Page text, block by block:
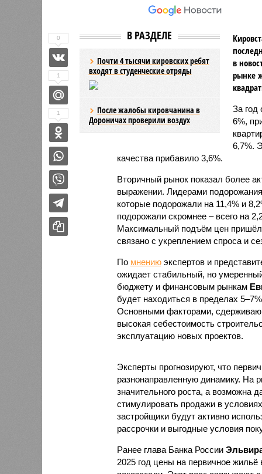
В РАЗДЕЛЕ
Почти 4 тысячи кировских ребят
входят в студенческие отряды
После жалобы кировчанина в
Дороничах проверили воздух
в
рынке
За год
6%,
6,7%.
качества прибавило 3,6%.
Вторичный рынок показал более
выражении. Лидерами
которые подорожали на 11,4% и
подорожали скромнее – всего на
Максимальный подъём цен
связано с укреплением спроса и
По мнениюэкспертов и
ожидает стабильный, но
бюджету и финансовым рынкам
будет находиться в пределах
Основными факторами,
высокая себестоимость
эксплуатацию новых проектов.
Эксперты прогнозируют, что
разнонаправленную динамику. На
значительного роста, а возможна
стимулировать продажи в
застройщики будут активно
рассрочки и выгодные условия
Ранее глава Банка России
2025 год цены на первичное
0
1
1